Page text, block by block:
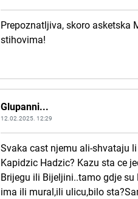
Prepoznatljiva, skoro asketska
stihovima!
Glupanni...
12.02.2025. 12:29
Svaka cast njemu ali-shvataju
Kapidzic Hadzic? Kazu sta ce
Brijegu ili Bijeljini..tamo gdje
ima ili mural,ili ulicu,bilo